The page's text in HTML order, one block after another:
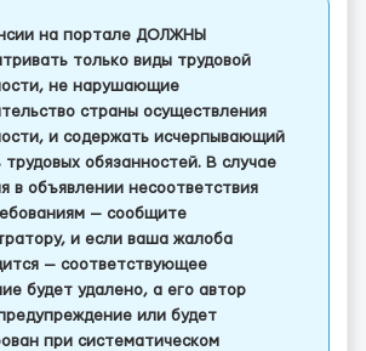
на портале ДОЛЖНЫ
только виды трудовой
не нарушающие
страны осуществления
и содержать исчерпывающий
трудовых обязанностей. В случае
в объявлении несоответствия
— сообщите
и если ваша жалоба
— соответствующее
будет удалено, а его автор
или будет
при систематическом